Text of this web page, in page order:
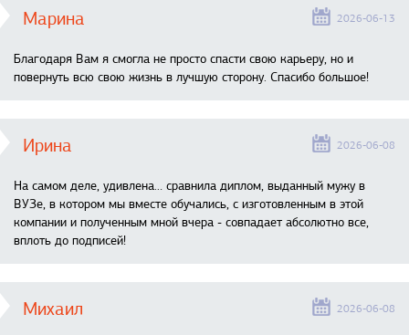
Марина 2026-06-13
Благодаря Вам я смогла не просто спасти свою карьеру, но и
повернуть всю свою жизнь в лучшую сторону. Спасибо большое!
Ирина 2026-06-08
На самом деле, удивлена… сравнила диплом, выданный мужу в
ВУЗе, в котором мы вместе обучались, с изготовленным в этой
компании и полученным мной вчера - совпадает абсолютно все,
вплоть до подписей!
Михаил 2026-06-08